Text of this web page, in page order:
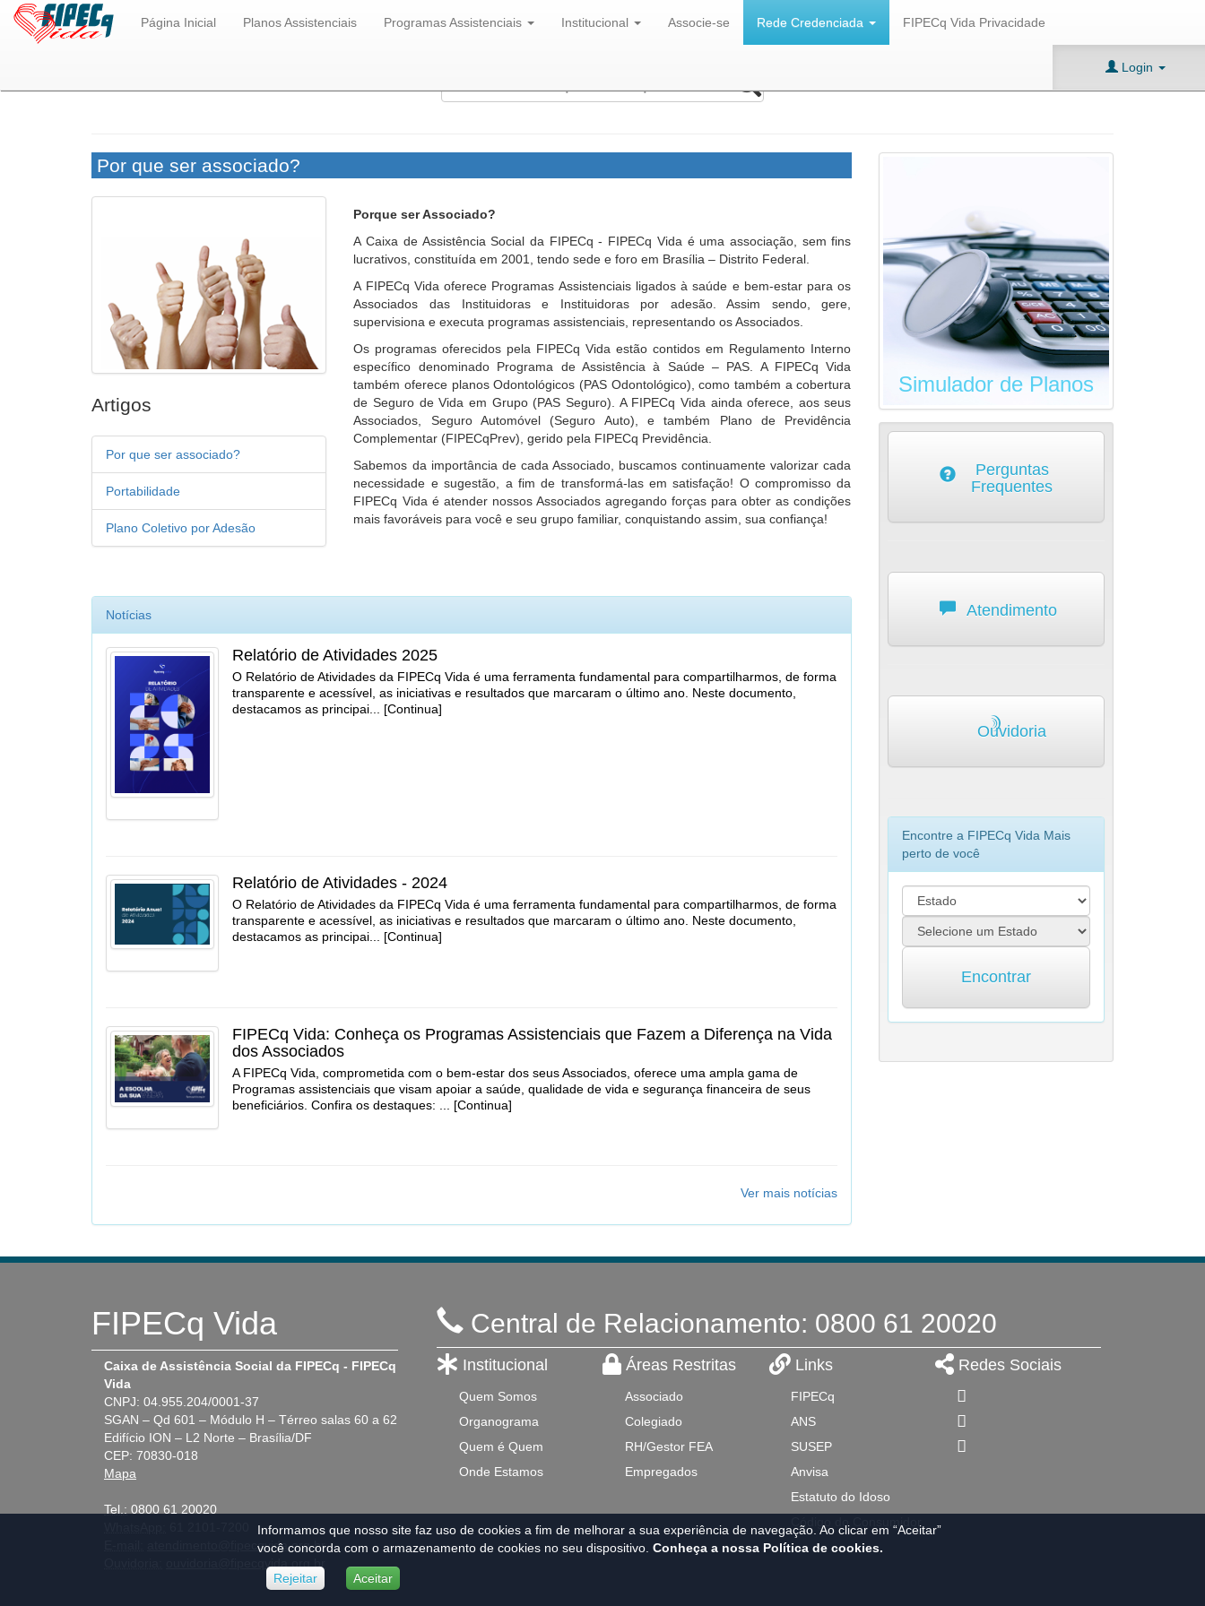
Página Inicial Planos Assistenciais Programas Assistenciais Institucional Associe-se Rede Credenciada FIPECq Vida Privacidade
Login
label
Por que ser associado?
Artigos
Por que ser associado?
Portabilidade
Plano Coletivo por Adesão
Porque ser Associado?
A Caixa de Assistência Social da FIPECq - FIPECq Vida é uma associação, sem fins
lucrativos, constituída em 2001, tendo sede e foro em Brasília – Distrito Federal.
A FIPECq Vida oferece Programas Assistenciais ligados à saúde e bem-estar para os
Associados das Instituidoras e Instituidoras por adesão. Assim sendo, gere,
supervisiona e executa programas assistenciais, representando os Associados.
Os programas oferecidos pela FIPECq Vida estão contidos em Regulamento Interno
específico denominado Programa de Assistência à Saúde – PAS. A FIPECq Vida
também oferece planos Odontológicos (PAS Odontológico), como também a cobertura
de Seguro de Vida em Grupo (PAS Seguro). A FIPECq Vida ainda oferece, aos seus
Associados, Seguro Automóvel (Seguro Auto), e também Plano de Previdência
Complementar (FIPECqPrev), gerido pela FIPECq Previdência.
Sabemos da importância de cada Associado, buscamos continuamente valorizar cada
necessidade e sugestão, a fim de transformá-las em satisfação! O compromisso da
FIPECq Vida é atender nossos Associados agregando forças para obter as condições
mais favoráveis para você e seu grupo familiar, conquistando assim, sua confiança!
Notícias
Relatório de Atividades 2025
O Relatório de Atividades da FIPECq Vida é uma ferramenta fundamental para compartilharmos, de forma
transparente e acessível, as iniciativas e resultados que marcaram o último ano. Neste documento,
destacamos as principai... [Continua]
Relatório de Atividades - 2024
O Relatório de Atividades da FIPECq Vida é uma ferramenta fundamental para compartilharmos, de forma
transparente e acessível, as iniciativas e resultados que marcaram o último ano. Neste documento,
destacamos as principai... [Continua]
FIPECq Vida: Conheça os Programas Assistenciais que Fazem a Diferença na Vida
dos Associados
A FIPECq Vida, comprometida com o bem-estar dos seus Associados, oferece uma ampla gama de
Programas assistenciais que visam apoiar a saúde, qualidade de vida e segurança financeira de seus
beneficiários. Confira os destaques: ... [Continua]
Ver mais notícias
Simulador de Planos
Perguntas
Frequentes
Atendimento
Ouvidoria
Encontre a FIPECq Vida Mais
perto de você
Encontrar
FIPECq Vida
Caixa de Assistência Social da FIPECq - FIPECq
Vida
CNPJ: 04.955.204/0001-37
SGAN – Qd 601 – Módulo H – Térreo salas 60 a 62
Edifício ION – L2 Norte – Brasília/DF
CEP: 70830-018
Mapa
Tel.: 0800 61 20020
atendimento@fipecqvida.org.br
ouvidoria@fipecqvida.org.br
Central de Relacionamento: 0800 61 20020
Institucional
Quem Somos
Organograma
Quem é Quem
Onde Estamos
Áreas Restritas
Associado
Colegiado
RH/Gestor FEA
Empregados
Links
FIPECq
ANS
SUSEP
Anvisa
Estatuto do Idoso
Redes Sociais
Informamos que nosso site faz uso de cookies a fim de melhorar a sua experiência de navegação. Ao clicar em “Aceitar”
você concorda com o armazenamento de cookies no seu dispositivo. Conheça a nossa Política de cookies.
Rejeitar Aceitar